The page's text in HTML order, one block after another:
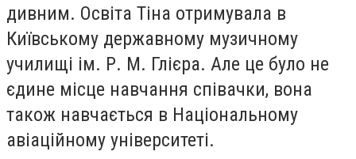
дивним. Освіта Тіна отримувала в
Київському державному музичному
училищі ім. Р. М. Глієра. Але це було не
єдине місце навчання співачки, вона
також навчається в Національному
авіаційному університеті.